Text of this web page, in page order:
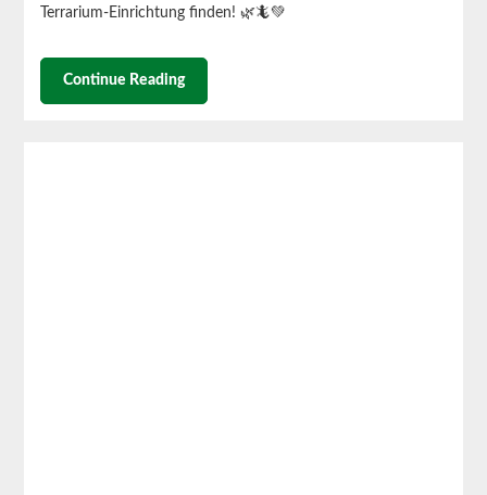
Terrarium-Einrichtung finden! 🌿🦎💚
Continue Reading